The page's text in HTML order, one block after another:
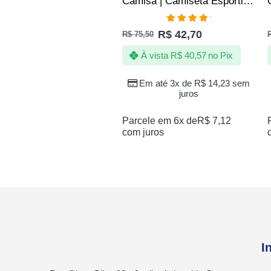
Avaliação
5.00de 5
R$75,50 R$ 42,70
Em até 3x de R$ 14,23 sem
juros
À vista R$40,57 no Pix
Parcele em 6x deR$ 7,12
com juros